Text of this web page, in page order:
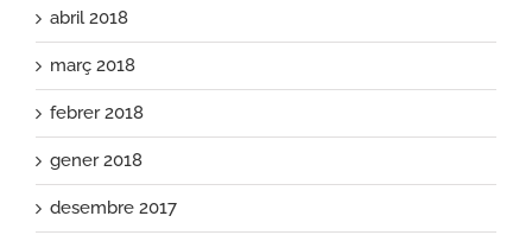
abril 2018
març 2018
febrer 2018
gener 2018
desembre 2017